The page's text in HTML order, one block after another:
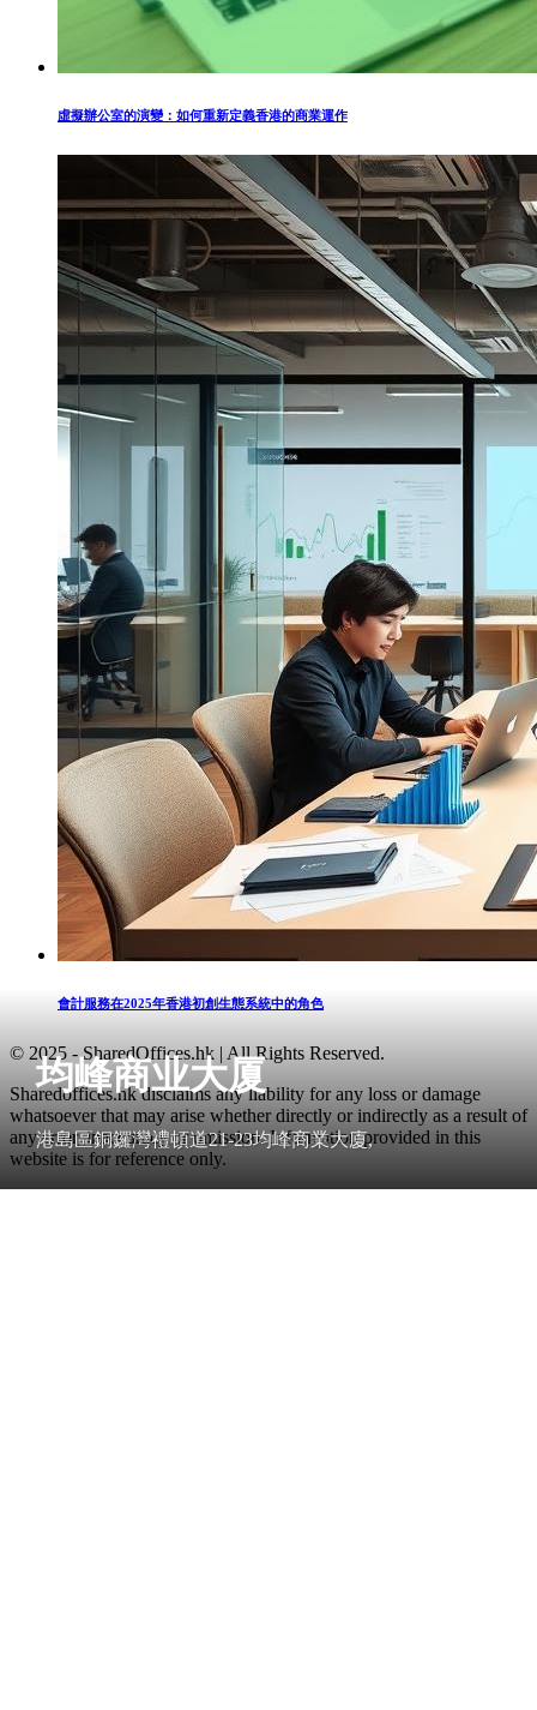
均峰商业大厦
港島區銅鑼灣禮頓道21-23均峰商業大廈,
虛擬辦公室的演變：如何重新定義香港的商業運作
會計服務在2025年香港初創生態系統中的角色
© 2025 - SharedOffices.hk | All Rights Reserved.
Sharedoffices.hk disclaims any liability for any loss or damage
whatsoever that may arise whether directly or indirectly as a result of
any error, inaccuracy or omission. Information provided in this
website is for reference only.